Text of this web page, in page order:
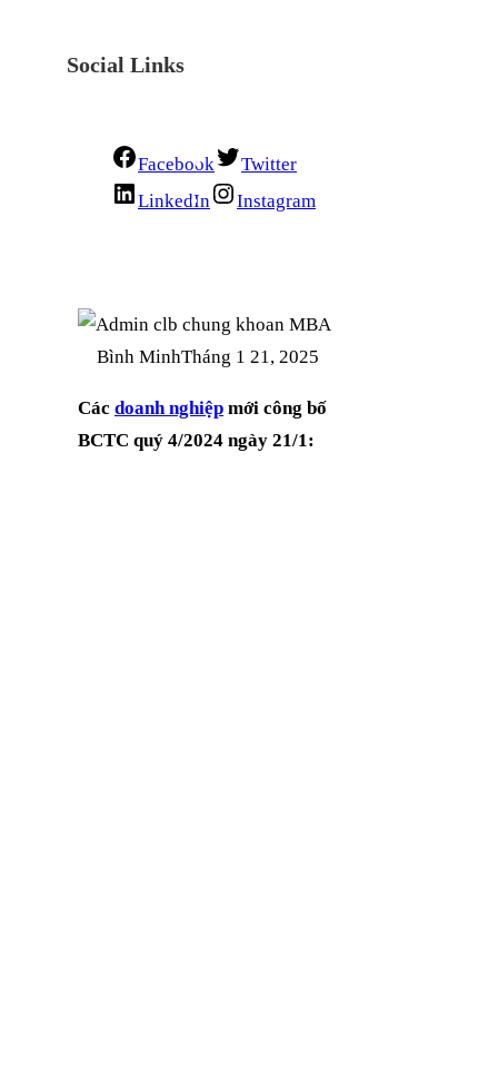
Social Links
Facebook
Twitter
LinkedIn
Instagram
Bình MinhTháng 1 21, 2025
Các doanh nghiệp mới công bố
BCTC quý 4/2024 ngày 21/1: